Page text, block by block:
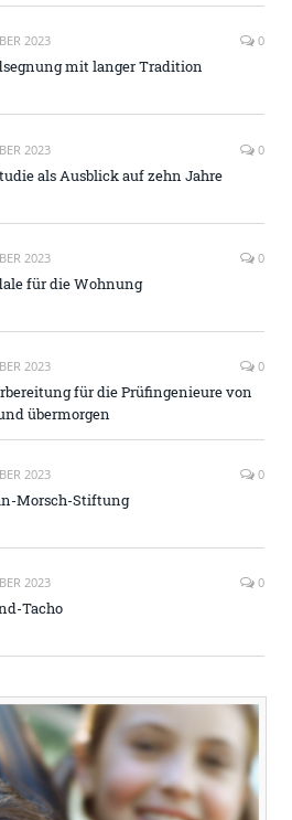
2023 0
mit langer Tradition
2023 0
als Ausblick auf zehn Jahre
2023 0
für die Wohnung
2023 0
für die Prüfingenieure von
übermorgen
2023 0
Morsch-Stiftung
2023 0
Tacho